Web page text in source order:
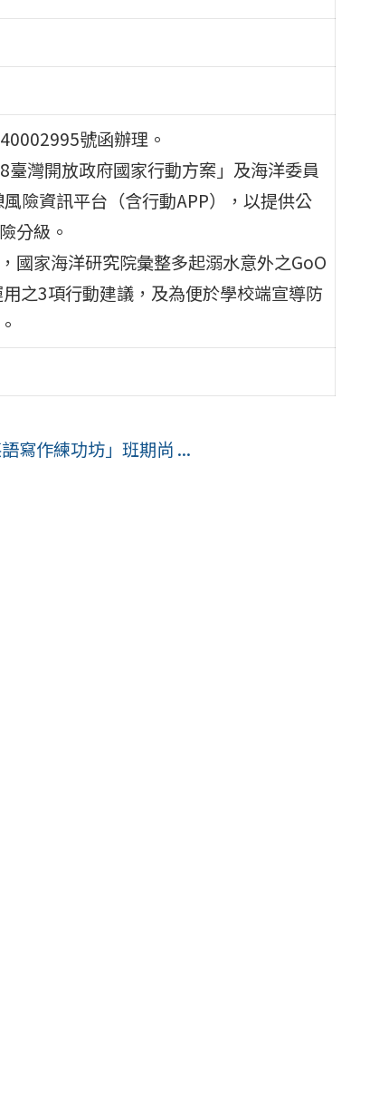
號函辦理。
灣開放政府國家行動方案」及海洋委員
險資訊平台（含行動APP），以提供公
分級。
國家海洋研究院彙整多起溺水意外之GoO
之3項行動建議，及為便於學校端宣導防
寫作練功坊」班期尚 ...